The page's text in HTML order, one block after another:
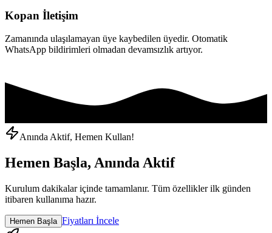
Kopan İletişim
Zamanında ulaşılamayan üye kaybedilen üyedir. Otomatik
WhatsApp bildirimleri olmadan devamsızlık artıyor.
Anında Aktif, Hemen Kullan!
Hemen Başla, Anında Aktif
Kurulum dakikalar içinde tamamlanır. Tüm özellikler ilk günden
itibaren kullanıma hazır.
Hemen Başla Fiyatları İncele